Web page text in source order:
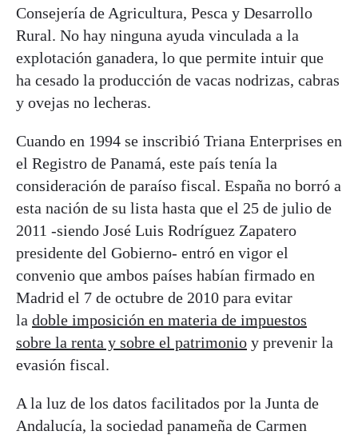
Consejería de Agricultura, Pesca y Desarrollo
Rural. No hay ninguna ayuda vinculada a la
explotación ganadera, lo que permite intuir que
ha cesado la producción de vacas nodrizas, cabras
y ovejas no lecheras.
Cuando en 1994 se inscribió Triana Enterprises en
el Registro de Panamá, este país tenía la
consideración de paraíso fiscal. España no borró a
esta nación de su lista hasta que el 25 de julio de
2011 -siendo José Luis Rodríguez Zapatero
presidente del Gobierno- entró en vigor el
convenio que ambos países habían firmado en
Madrid el 7 de octubre de 2010 para evitar
la doble imposición en materia de impuestos
sobre la renta y sobre el patrimonio y prevenir la
evasión fiscal.
A la luz de los datos facilitados por la Junta de
Andalucía, la sociedad panameña de Carmen